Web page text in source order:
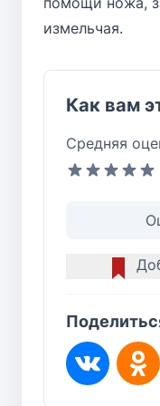
измельчая.
Как вам
Средняя